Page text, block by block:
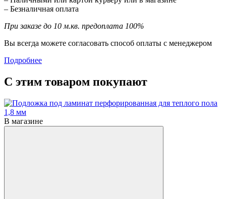
– Безналичная оплата
При заказе до 10 м.кв. предоплата 100%
Вы всегда можете согласовать способ оплаты с менеджером
Подробнее
С этим товаром покупают
В магазине